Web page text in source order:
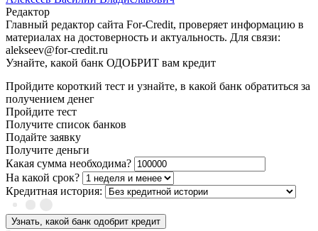
Редактор
Главный редактор сайта For-Credit, проверяет информацию в
материалах на достоверность и актуальность. Для связи:
alekseev@for-credit.ru
Узнайте, какой банк ОДОБРИТ вам кредит
Пройдите короткий тест и узнайте, в какой банк обратиться за
получением денег
Пройдите тест
Получите список банков
Подайте заявку
Получите деньги
Какая сумма необходима?
На какой срок?
Кредитная история:
Узнать, какой банк одобрит кредит